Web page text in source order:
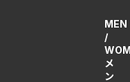
MEN
/
メ
ン